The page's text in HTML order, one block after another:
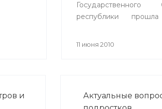
Государственного
республики
11 июня 2010
и
Актуальные